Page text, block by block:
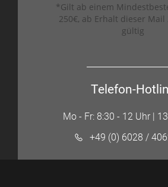
*Gilt ab einem
250€, ab Erhalt dieser Mail
gültig
Telefon-
Mo - Fr: 8:30 - 12 Uhr |
+49 (0) 6028 /